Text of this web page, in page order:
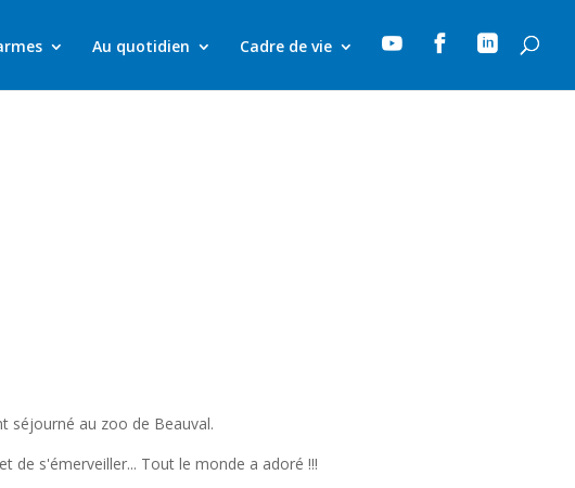
Au quotidien Cadre de vie   
séjourné au zoo de Beauval.
de s'émerveiller... Tout le monde a adoré !!!